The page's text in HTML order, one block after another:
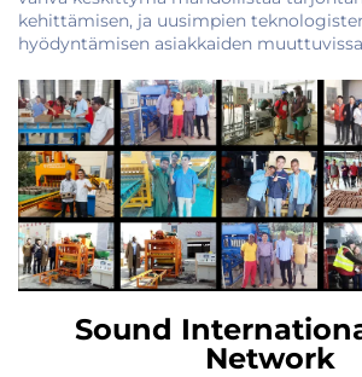
kehittämisen, ja uusimpien
hyödyntämisen asiakkaiden
Sound
Network